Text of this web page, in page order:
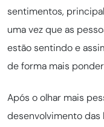
sentimentos,
uma vez que as
estão sentindo e
de forma mais
Após o olhar mais
desenvolvimento das